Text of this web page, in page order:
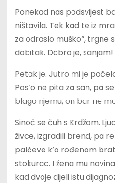
Ponekad nas podsvijest
ništavila. Tek kad te iz
za odraslo muško“, trgne
dobitak. Dobro je, sanjam!
Petak je. Jutro mi je
Pos’o ne pita za san, pa
blago njemu, on bar ne
Sinoć se čuh s Krdžom.
živce, izgradili brend, pa
palčeve k’o rođenom
stokurac. I žena mu
kad dvoje dijeli istu